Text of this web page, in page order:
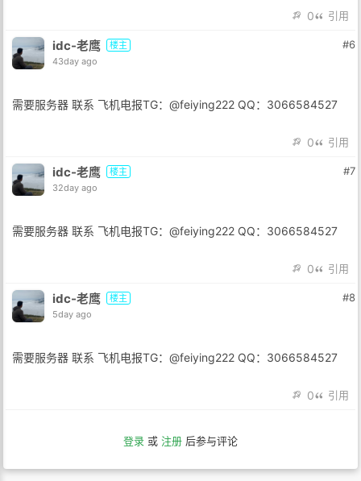
0 引用
idc-老鹰
楼主
43day ago
#6
需要服务器 联系 飞机电报TG：@feiying222 QQ：3066584527
0 引用
idc-老鹰
楼主
32day ago
#7
需要服务器 联系 飞机电报TG：@feiying222 QQ：3066584527
0 引用
idc-老鹰
楼主
5day ago
#8
需要服务器 联系 飞机电报TG：@feiying222 QQ：3066584527
0 引用
登录 或 注册 后参与评论